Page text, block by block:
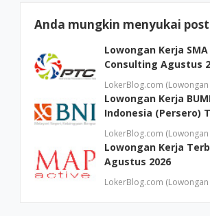
Anda mungkin menyukai
Lowongan Kerja
Consulting Agustus
LokerBlog.com (Lowongan
Lowongan Kerja
Indonesia (Persero)
LokerBlog.com (Lowongan
Lowongan Kerja
Agustus 2026
LokerBlog.com (Lowongan